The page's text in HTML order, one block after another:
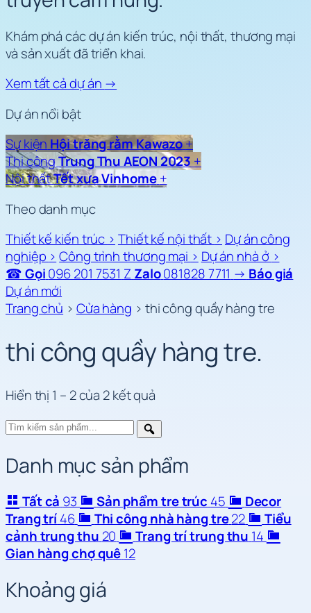
Khám phá các dự án kiến trúc, nội thất, thương mại
và sản xuất đã triển khai.
Xem tất cả dự án →
Dự án nổi bật
Sự kiện Hội trăng rằm Kawazo+
Thi côngTrung Thu AEON 2023+
Nội thấtTết xưa Vinhome +
Theo danh mục
Thiết kế kiến trúc › Thiết kế nội thất › Dự án công
nghiệp › Công trình thương mại › Dự án nhà ở ›
☎Gọi096 201 7531 ZZalo081828 7711 → Báo giá
Dự án mới
Trang chủ › Cửa hàng › thi công quầy hàng tre
thi công quầy hàng tre.
Hiển thị 1 – 2 của 2 kết quả
Danh mục sản phẩm
Tất cả 93 Sản phẩm tre trúc 45
Decor
Trang trí46 Thi công nhà hàng tre22
Tiểu
cảnh trung thu 20 Trang trí trung thu 14
Gian hàng chợ quê12
Khoảng giá